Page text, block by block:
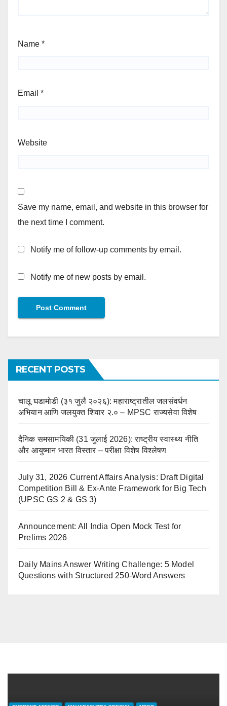
Name *
Email *
Website
Save my name, email, and website in this browser for
the next time I comment.
Notify me of follow-up comments by email.
Notify me of new posts by email.
RECENT POSTS
चालू घडामोडी (३१ जुलै २०२६): महाराष्ट्रातील जलसंवर्धन
अभियान आणि जलयुक्त शिवार २.० – MPSC राज्यसेवा विशेष
दैनिक समसामयिकी (31 जुलाई 2026): राष्ट्रीय स्वास्थ्य नीति
और आयुष्मान भारत विस्तार – परीक्षा विशेष विश्लेषण
July 31, 2026 Current Affairs Analysis: Draft Digital
Competition Bill & Ex-Ante Framework for Big Tech
(UPSC GS 2 & GS 3)
Announcement: All India Open Mock Test for
Prelims 2026
Daily Mains Answer Writing Challenge: 5 Model
Questions with Structured 250-Word Answers